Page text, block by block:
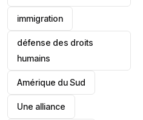
immigration
défense des droits
humains
‎Amérique du Sud
Une alliance